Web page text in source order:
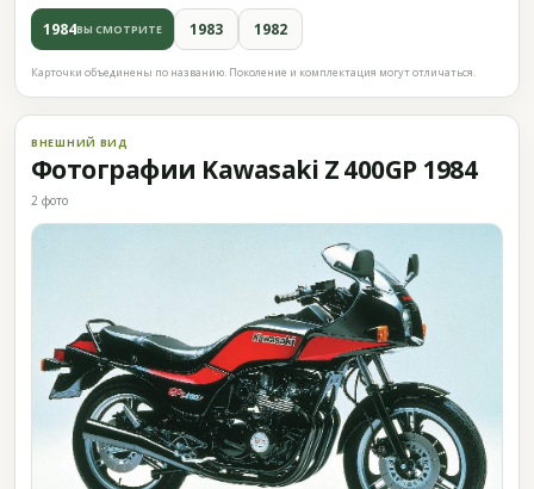
1984ВЫ СМОТРИТЕ 1983 1982
Карточки объединены по названию. Поколение и комплектация могут отличаться.
ВНЕШНИЙ ВИД
Фотографии Kawasaki Z 400GP 1984
2 фото